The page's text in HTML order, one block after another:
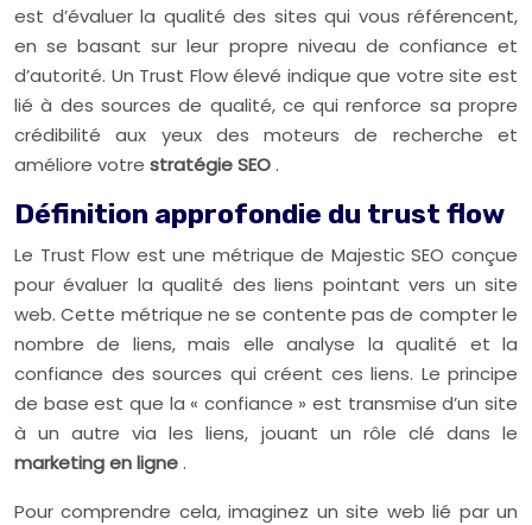
est d’évaluer la qualité des sites qui vous référencent,
en se basant sur leur propre niveau de confiance et
d’autorité. Un Trust Flow élevé indique que votre site est
lié à des sources de qualité, ce qui renforce sa propre
crédibilité aux yeux des moteurs de recherche et
améliore votre stratégie SEO.
Définition approfondie du trust flow
Le Trust Flow est une métrique de Majestic SEO conçue
pour évaluer la qualité des liens pointant vers un site
web. Cette métrique ne se contente pas de compter le
nombre de liens, mais elle analyse la qualité et la
confiance des sources qui créent ces liens. Le principe
de base est que la « confiance » est transmise d’un site
à un autre via les liens, jouant un rôle clé dans le
marketing en ligne.
Pour comprendre cela, imaginez un site web lié par un